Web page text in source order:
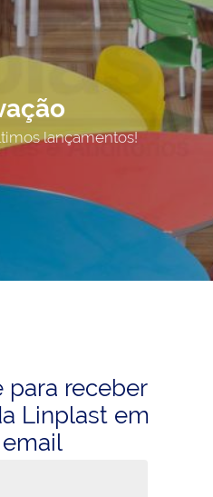
lançamentos!
para receber
Linplast em